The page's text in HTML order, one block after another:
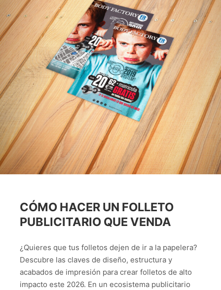
CÓMO HACER UN FOLLETO
PUBLICITARIO QUE VENDA
¿Quieres que tus folletos dejen de ir a la papelera?
Descubre las claves de diseño, estructura y
acabados de impresión para crear folletos de alto
impacto este 2026. En un ecosistema publicitario